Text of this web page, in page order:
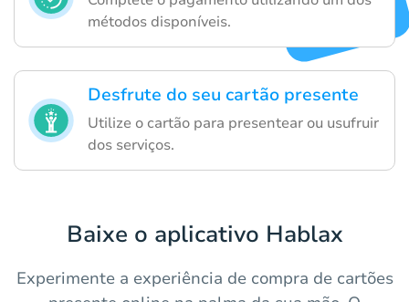
métodos disponíveis.
Desfrute do seu cartão presente
Utilize o cartão para presentear ou usufruir
dos serviços.
Baixe o aplicativo Hablax
Experimente a experiência de compra de cartões